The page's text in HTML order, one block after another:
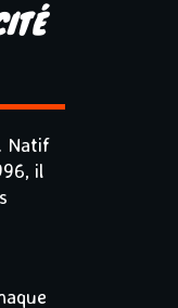
Natif
il